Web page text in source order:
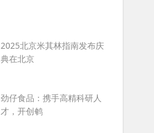
2025北京米其林指南发布庆
典在北京
​劲仔食品：携手高精科研人
才，开创鹌